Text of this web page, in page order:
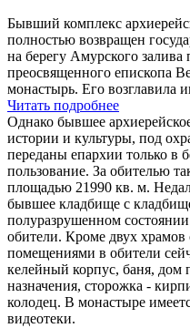
Бывший комплекс
полностью возвращен
на берегу Амурского
преосвященного епископа
монастырь. Его возглавила
Читать подробнее
Однако бывшее
истории и культуры, под
переданы епархии только в
пользование. За обителью
площадью 21990 кв. м.
бывшее кладбище с
полуразрушенном
обители. Кроме двух
помещениями в обители
келейный корпус, баня, дом
назначения, сторожка -
колодец. В монастыре
видеотеки.